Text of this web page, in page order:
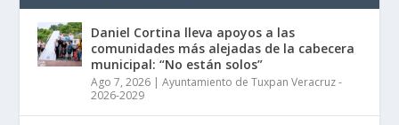
Daniel Cortina lleva apoyos a las
comunidades más alejadas de la cabecera
municipal: “No están solos”
Ago 7, 2026 |Ayuntamiento de Tuxpan Veracruz -
2026-2029